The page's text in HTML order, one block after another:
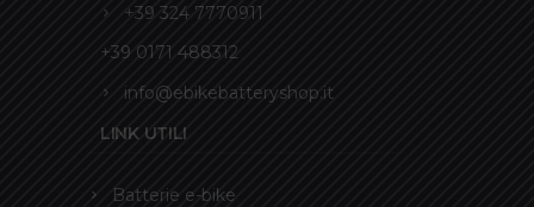
+39 324 7770911
+39 0171 488312
info@ebikebatteryshop.it
LINK UTILI
Batterie e-bike